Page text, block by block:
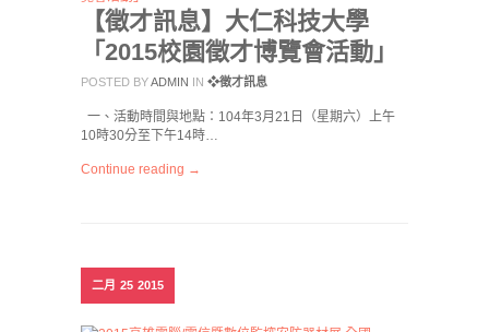
【徵才訊息】大仁科技大學
「2015校園徵才博覽會活動」
POSTED BYADMIN IN ❖徵才訊息
一、活動時間與地點：104年3月21日（星期六）上午
10時30分至下午14時…
Continue reading →
二月 25 2015